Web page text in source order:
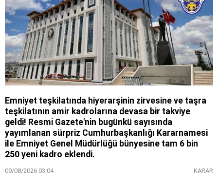
Emniyet teşkilatında hiyerarşinin zirvesine ve taşra
teşkilatının amir kadrolarına devasa bir takviye
geldi! Resmi Gazete'nin bugünkü sayısında
yayımlanan sürpriz Cumhurbaşkanlığı Kararnamesi
ile Emniyet Genel Müdürlüğü bünyesine tam 6 bin
250 yeni kadro eklendi.
09/08/2026 03:04 KARAR